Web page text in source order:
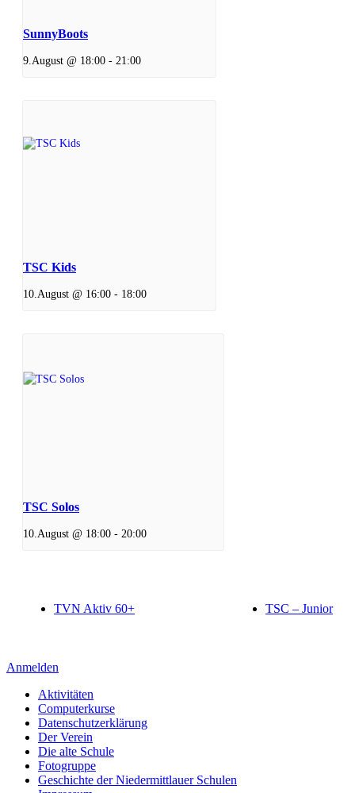
SunnyBoots
9.August @ 18:00 - 21:00
TSC Kids
10.August @ 16:00 - 18:00
TSC Solos
10.August @ 18:00 - 20:00
TVN Aktiv 60+ TSC – Junior
Anmelden
Aktivitäten
Computerkurse
Datenschutzerklärung
Der Verein
Die alte Schule
Fotogruppe
Geschichte der Niedermittlauer Schulen